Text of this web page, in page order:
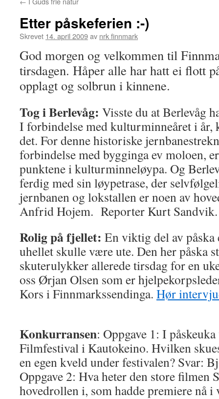
Etter påskeferien :-)
Skrevet 14. april 2009av nrk finnmark
God morgen og velkommen til
tirsdagen. Håper alle har hatt ei flott
opplagt og solbrun i kinnene.
Tog i Berlevåg: Visste du at Berlevåg
I forbindelse med kulturminneåret i år,
det. For denne historiske
forbindelse med bygginga ev moloen,
punktene i kulturminneløypa. Og
ferdig med sin løypetrase, der
jernbanen og lokstallen er noen av
Anfrid Hojem. Reporter Kurt
Rolig på fjellet: En viktig del av
uhellet skulle være ute. Den her påska
skuterulykker allerede tirsdag for en
oss Ørjan Olsen som er
Kors i Finnmarkssendinga. Hør
Konkurransen: Oppgave 1: I
Filmfestival i Kautokeino. Hvilken
en egen kveld under festivalen? Svar:
Oppgave 2: Hva heter den store filmen
hovedrollen i, som hadde premiere nå i